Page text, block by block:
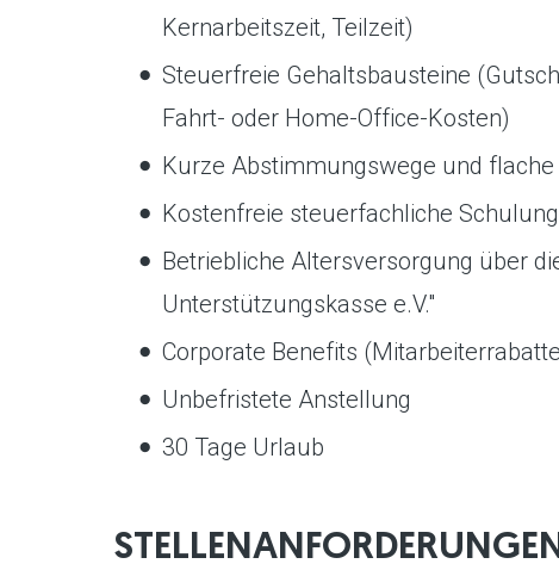
Kernarbeitszeit, Teilzeit)
Steuerfreie Gehaltsbausteine
Fahrt- oder Home-Office-Kosten)
Kurze Abstimmungswege und flache
Kostenfreie steuerfachliche
Betriebliche Altersversorgung über
Unterstützungskasse e.V."
Corporate Benefits
Unbefristete Anstellung
30 Tage Urlaub